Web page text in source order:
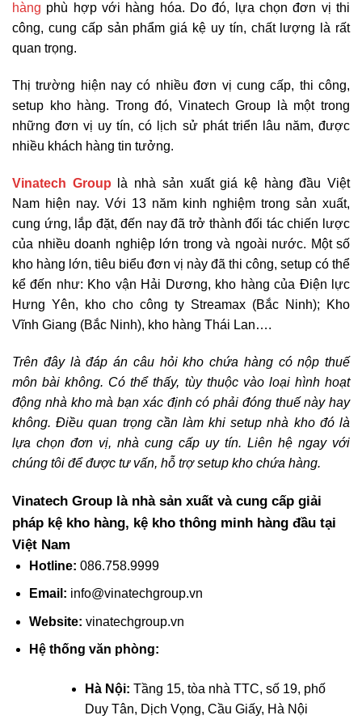
hàng phù hợp với hàng hóa. Do đó, lựa chọn đơn vị thi
công, cung cấp sản phẩm giá kệ uy tín, chất lượng là rất
quan trọng.
Thị trường hiện nay có nhiều đơn vị cung cấp, thi công,
setup kho hàng. Trong đó, Vinatech Group là một trong
những đơn vị uy tín, có lịch sử phát triển lâu năm, được
nhiều khách hàng tin tưởng.
Vinatech Group là nhà sản xuất giá kệ hàng đầu Việt
Nam hiện nay. Với 13 năm kinh nghiệm trong sản xuất,
cung ứng, lắp đặt, đến nay đã trở thành đối tác chiến lược
của nhiều doanh nghiệp lớn trong và ngoài nước. Một số
kho hàng lớn, tiêu biểu đơn vị này đã thi công, setup có thể
kể đến như: Kho vận Hải Dương, kho hàng của Điện lực
Hưng Yên, kho cho công ty Streamax (Bắc Ninh); Kho
Vĩnh Giang (Bắc Ninh), kho hàng Thái Lan….
Trên đây là đáp án câu hỏi kho chứa hàng có nộp thuế
môn bài không. Có thể thấy, tùy thuộc vào loại hình hoạt
động nhà kho mà bạn xác định có phải đóng thuế này hay
không. Điều quan trọng cần làm khi setup nhà kho đó là
lựa chọn đơn vị, nhà cung cấp uy tín. Liên hệ ngay với
chúng tôi để được tư vấn, hỗ trợ setup kho chứa hàng.
Vinatech Group là nhà sản xuất và cung cấp giải
pháp kệ kho hàng, kệ kho thông minh hàng đầu tại
Việt Nam
Hotline: 086.758.9999
Email : info@vinatechgroup.vn
Website: vinatechgroup.vn
Hệ thống văn phòng:
Hà Nội: Tầng 15, tòa nhà TTC, số 19, phố
Duy Tân, Dịch Vọng, Cầu Giấy, Hà Nội